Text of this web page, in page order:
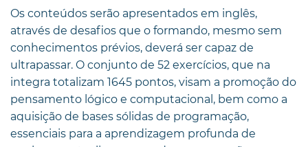
Os conteúdos serão apresentados em inglês,
através de desafios que o formando, mesmo sem
conhecimentos prévios, deverá ser capaz de
ultrapassar. O conjunto de 52 exercícios, que na
integra totalizam 1645 pontos, visam a promoção do
pensamento lógico e computacional, bem como a
aquisição de bases sólidas de programação,
essenciais para a aprendizagem profunda de